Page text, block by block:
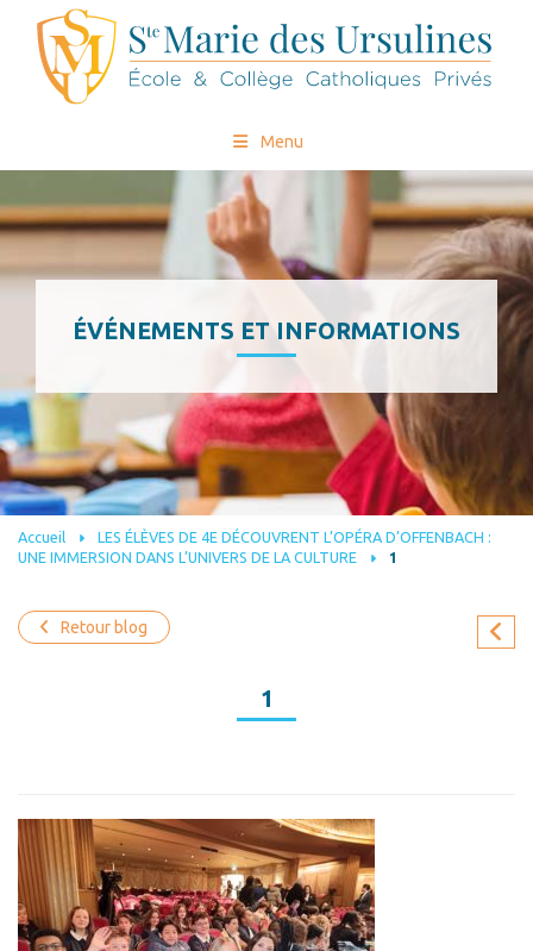
Menu
ÉVÉNEMENTS ET INFORMATIONS
Accueil
LES ÉLÈVES DE 4E DÉCOUVRENT L’OPÉRA D’OFFENBACH :
UNE IMMERSION DANS L’UNIVERS DE LA CULTURE
1
Retour blog
1